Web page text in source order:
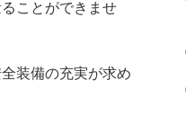
ことができませ
装備の充実が求め